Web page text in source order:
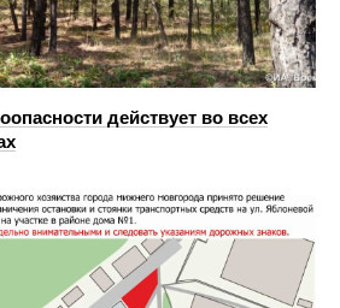
действует во всех